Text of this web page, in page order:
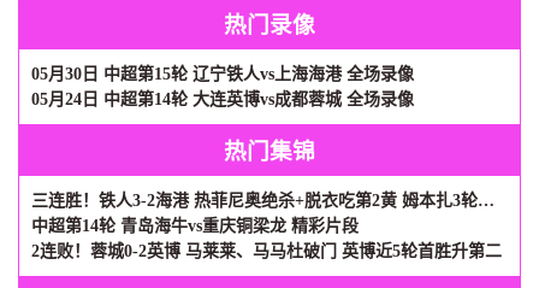
热门录像
05月30日 中超第15轮 辽宁铁人vs上海海港 全场录像
05月24日 中超第14轮 大连英博vs成都蓉城 全场录像
热门集锦
三连胜！铁人3-2海港 热菲尼奥绝杀+脱衣吃第2黄 姆本扎3轮轰6球
中超第14轮 青岛海牛vs重庆铜梁龙 精彩片段
2连败！蓉城0-2英博 马莱莱、马马杜破门 英博近5轮首胜升第二